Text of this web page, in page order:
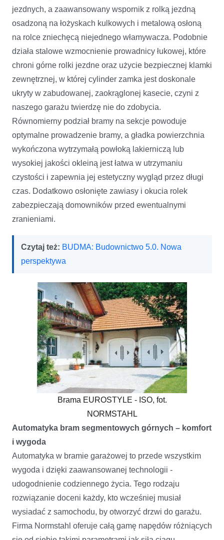
jezdnych, a zaawansowany wspornik z rolką jezdną
osadzoną na łożyskach kulkowych i metalową osłoną
na rolce zniechęcą niejednego włamywacza. Podobnie
działa stalowe wzmocnienie prowadnicy łukowej, które
chroni górne rolki jezdne oraz użycie bezpiecznej klamki
zewnętrznej, w której cylinder zamka jest doskonale
ukryty w zabudowanej, zaokrąglonej kasecie, czyni z
naszego garażu twierdzę nie do zdobycia.
Równomierny podział bramy na sekcje powoduje
optymalne prowadzenie bramy, a gładka powierzchnia
wykończona wytrzymałą powłoką lakierniczą lub
wysokiej jakości okleiną jest łatwa w utrzymaniu
czystości i zapewnia jej estetyczny wygląd przez długi
czas. Dodatkowo osłonięte zawiasy i okucia rolek
zabezpieczają domowników przed ewentualnymi
zranieniami.
Czytaj też: BUDMA: Budownictwo 5.0. Nowa
perspektywa
Brama EUROSTYLE - ISO, fot.
NORMSTAHL
Automatyka bram segmentowych górnych – komfort
i wygoda
Automatyka w bramie garażowej to przede wszystkim
wygoda i dzięki zaawansowanej technologii -
udogodnienie codziennego życia. Tego rodzaju
rozwiązanie doceni każdy, kto wcześniej musiał
wysiadać z samochodu, by otworzyć drzwi do garażu.
Firma Normstahl oferuje całą gamę napędów różniących